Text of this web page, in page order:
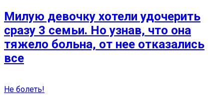
Милую девочку хотели удочерить
сразу 3 семьи. Но узнав, что она
тяжело больна, от нее отказались
все
Не болеть!